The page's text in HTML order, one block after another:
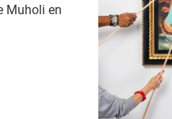
Muholi en